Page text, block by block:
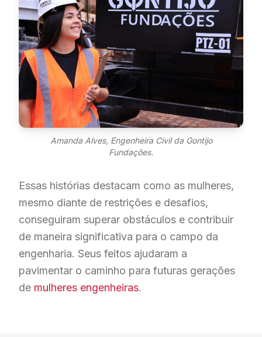
Amanda Alves, Engenheira Civil da Gontijo
Fundações.
Essas histórias destacam como as mulheres,
mesmo diante de restrições e desafios,
conseguiram superar obstáculos e contribuir
de maneira significativa para o campo da
engenharia. Seus feitos ajudaram a
pavimentar o caminho para futuras gerações
de mulheres engenheiras.